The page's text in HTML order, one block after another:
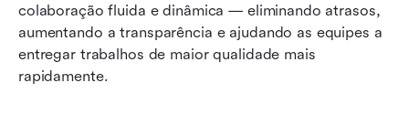
colaboração fluida e dinâmica — eliminando atrasos,
aumentando a transparência e ajudando as equipes a
entregar trabalhos de maior qualidade mais
rapidamente.